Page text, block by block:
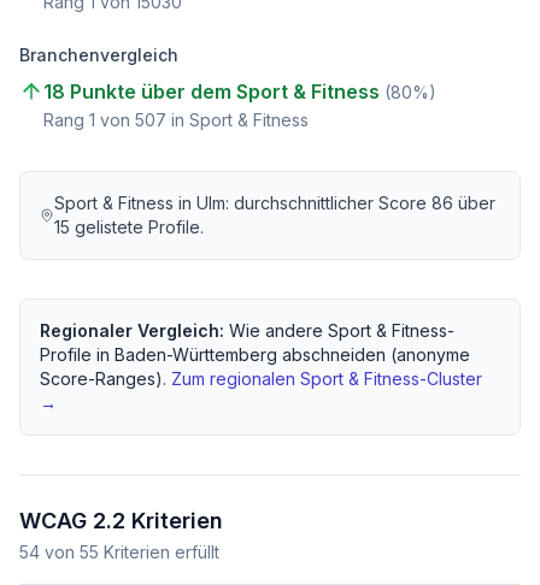
Branchenvergleich
18 Punkte über dem Sport & Fitness (80%)
Rang 1 von 507 in Sport & Fitness
Sport & Fitness in Ulm: durchschnittlicher Score 86 über
15 gelistete Profile.
Regionaler Vergleich: Wie andere Sport & Fitness-
Profile in Baden-Württemberg abschneiden (anonyme
Score-Ranges). Zum regionalen Sport & Fitness-Cluster
→
WCAG 2.2 Kriterien
54 von 55 Kriterien erfüllt